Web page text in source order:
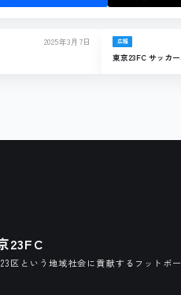
2025年3月7日
広報
東京23FC サッカ
23FC
区という地域社会に貢献するフットボ